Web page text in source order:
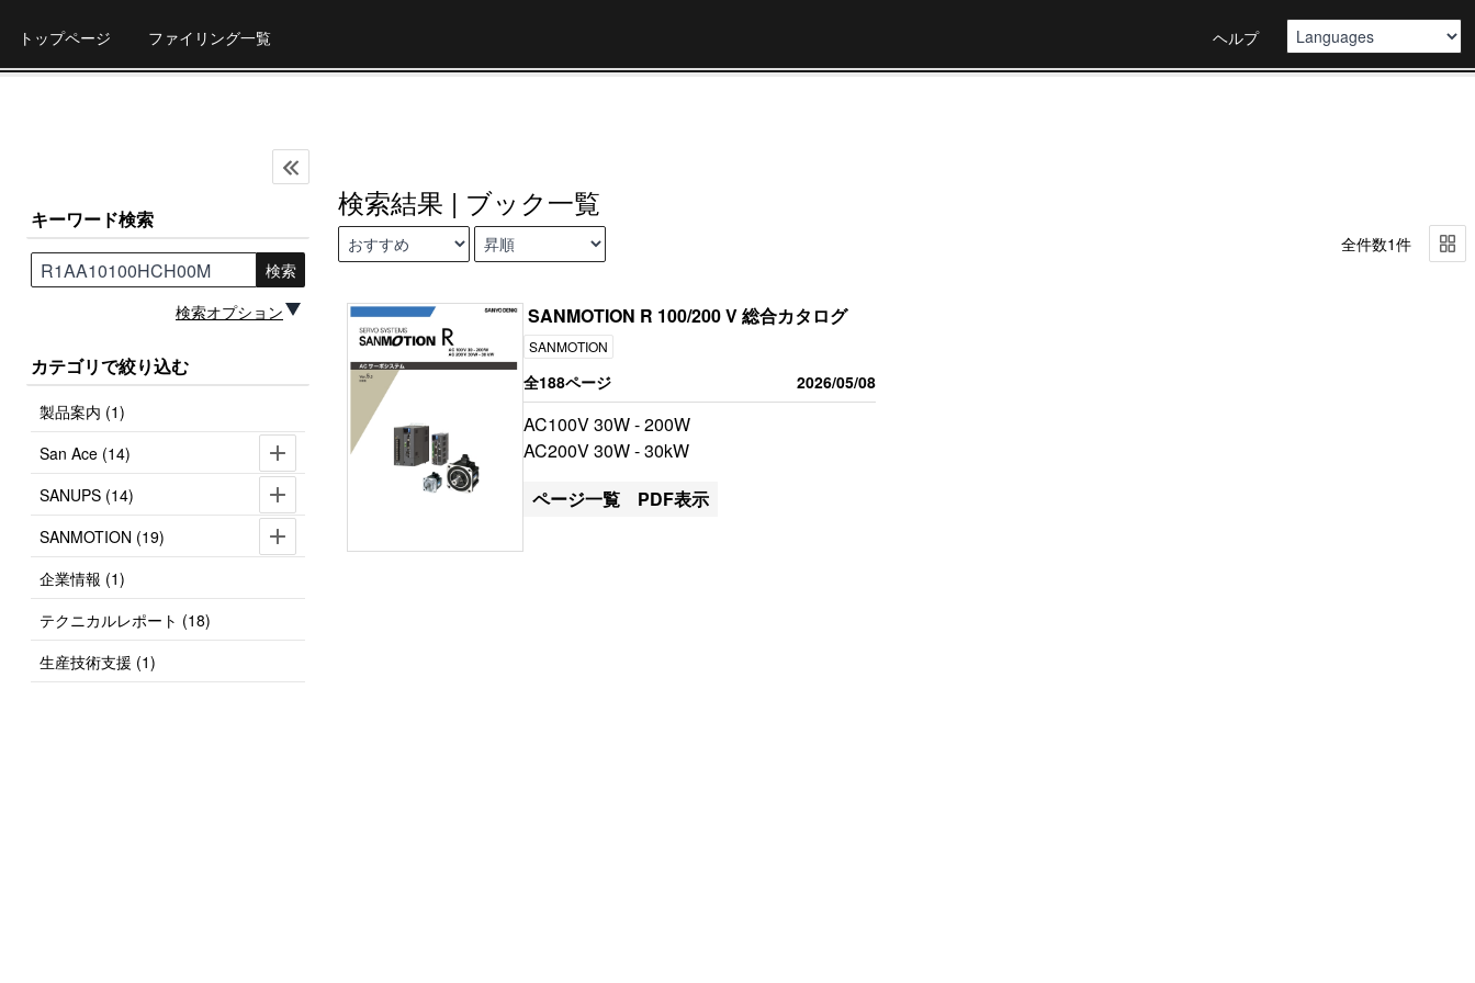
検索結果 | ブック一覧
全件数1件
SANMOTION R 100/200 V 総合カタログ
SANMOTION
全188ページ 2026/05/08
AC100V 30W - 200W
AC200V 30W - 30kW
ページ一覧
PDF表示
トップページ ファイリング一覧 ヘルプ
キーワード検索
検索
検索オプション
カテゴリで絞り込む
製品案内 (1)
San Ace (14)
SANUPS (14)
SANMOTION (19)
企業情報 (1)
テクニカルレポート (18)
生産技術支援 (1)